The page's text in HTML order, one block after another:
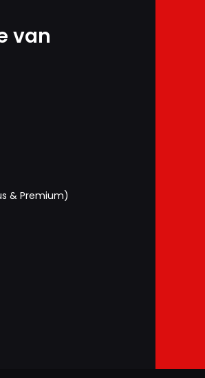
van
& Premium)